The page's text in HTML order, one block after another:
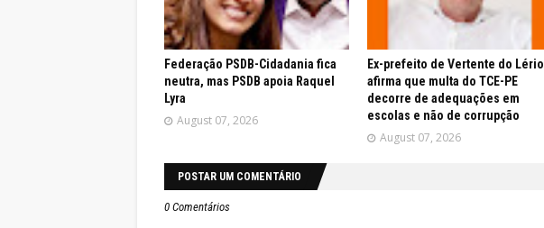
Federação PSDB-Cidadania fica
neutra, mas PSDB apoia Raquel
Lyra
August 07, 2026
Ex-prefeito de Vertente do Lério
afirma que multa do TCE-PE
decorre de adequações em
escolas e não de corrupção
August 07, 2026
POSTAR UM COMENTÁRIO
0 Comentários